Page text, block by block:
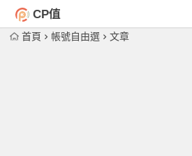
CP值
首頁 帳號自由選 文章